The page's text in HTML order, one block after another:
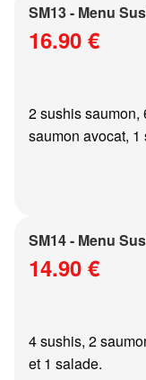
SM13 - Menu
16.90 €
2 sushis saumon,
saumon avocat,
SM14 - Menu
14.90 €
4 sushis, 2
et 1 salade.